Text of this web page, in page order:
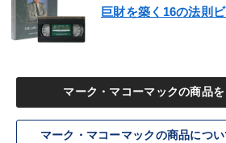
巨財を築く16の法則
マーク・マコーマックの商品
マーク・マコーマックの商品につ